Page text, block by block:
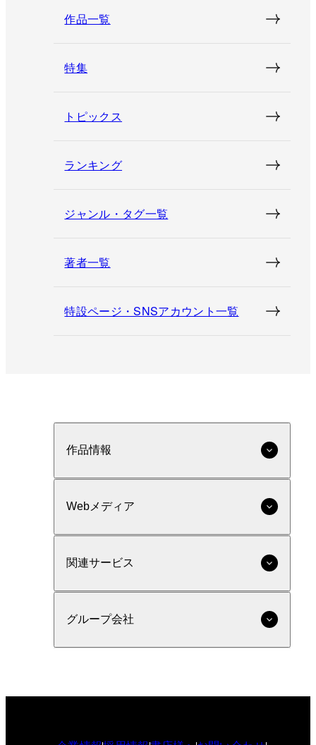
作品一覧
特集
トピックス
ランキング
ジャンル・タグ一覧
著者一覧
特設ページ・SNSアカウント一覧
作品情報
Webメディア
関連サービス
グループ会社